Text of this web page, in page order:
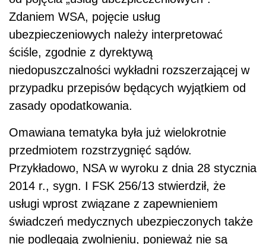
Zdaniem WSA, pojęcie usług
ubezpieczeniowych należy interpretować
ściśle, zgodnie z dyrektywą
niedopuszczalności wykładni rozszerzającej w
przypadku przepisów będących wyjątkiem od
zasady opodatkowania.
Omawiana tematyka była już wielokrotnie
przedmiotem rozstrzygnięć sądów.
Przykładowo, NSA w wyroku z dnia 28 stycznia
2014 r., sygn. I FSK 256/13 stwierdził, że
usługi wprost związane z zapewnieniem
świadczeń medycznych ubezpieczonych także
nie podlegają zwolnieniu, ponieważ nie są